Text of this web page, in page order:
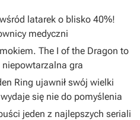
latarek o blisko 40%!
medyczni
The I of the Dragon to
gra
Ring ujawnił swój wielki
się nie do pomyślenia
jeden z najlepszych seriali